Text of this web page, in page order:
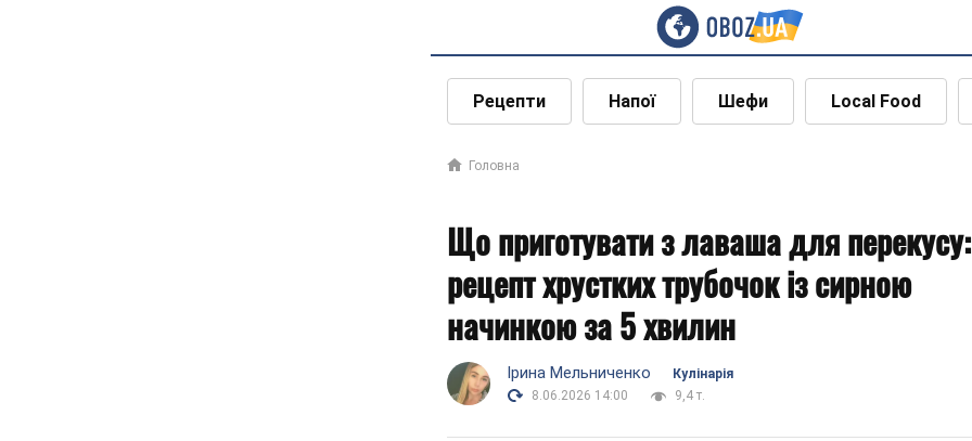
Рецепти Напої Шефи Local Food
Головна
Що приготувати з лаваша для перекусу:
рецепт хрустких трубочок із сирною
начинкою за 5 хвилин
Ірина Мельниченко
Кулінарія
8.06.2026 14:00
9,4 т.